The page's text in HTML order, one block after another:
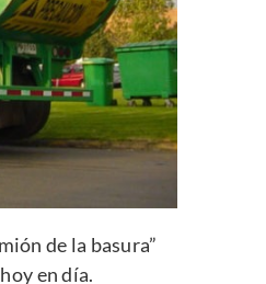
de la basura”
en día.